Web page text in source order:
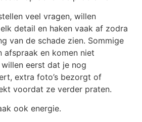
veel vragen, willen
detail en haken vaak af zodra
van de schade zien. Sommige
afspraak en komen niet
eerst dat je nog
extra foto’s bezorgt of
voordat ze verder praten.
ook energie.